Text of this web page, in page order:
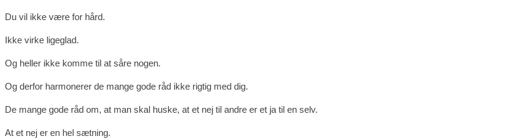
Du vil ikke være for hård.
Ikke virke ligeglad.
Og heller ikke komme til at såre nogen.
Og derfor harmonerer de mange gode råd ikke rigtig med dig.
De mange gode råd om, at man skal huske, at et nej til andre er et ja til en selv.
At et nej er en hel sætning.